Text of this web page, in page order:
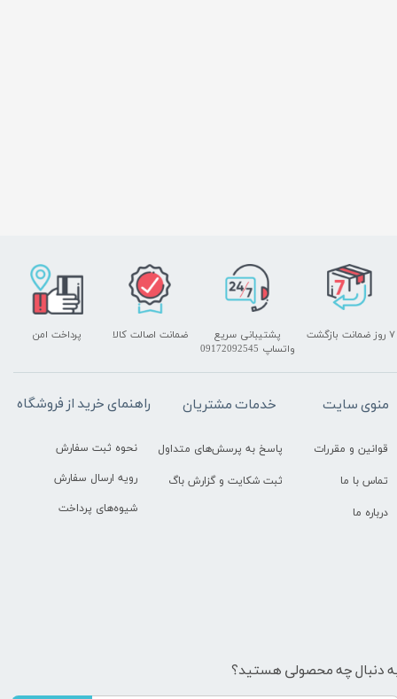
پشتیبانی سریع
واتساپ 09172092545
پرداخت امن ۷ روز ضمانت بازگشت ضمانت اصالت کالا
راهنمای خرید از فروشگاه
نحوه ثبت سفارش
رویه ارسال سفارش
شیوه‌های پرداخت
خدمات مشتریان
پاسخ به پرسش‌های متداول
ثبت شکایت و گزارش باگ
منوی سایت
قوانین و مقررات
تماس با ما
درباره ما
دنبال چه محصولی هستید؟